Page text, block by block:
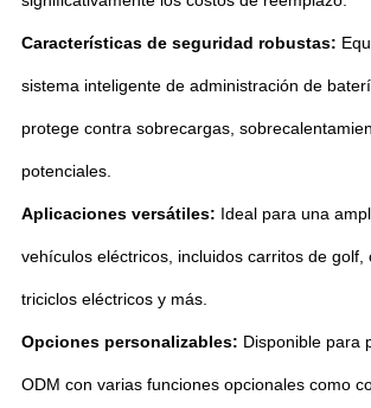
Características de seguridad robustas:
sistema inteligente de administración de
protege contra sobrecargas,
potenciales.
Aplicaciones versátiles: Ideal para una
vehículos eléctricos, incluidos carritos de golf,
triciclos eléctricos y más.
Opciones personalizables: Disponible para
ODM con varias funciones opcionales como